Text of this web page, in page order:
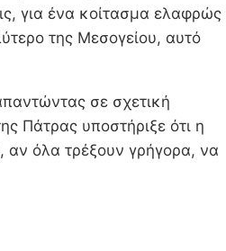
για ένα κοίτασμα ελαφρώς
της Μεσογείου, αυτό
σε σχετική
Πάτρας υποστήριξε ότι η
όλα τρέξουν γρήγορα, να